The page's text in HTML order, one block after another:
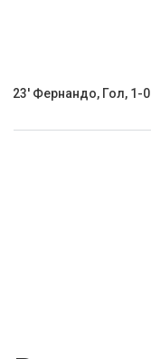
23' Фернандо, Гол, 1-0